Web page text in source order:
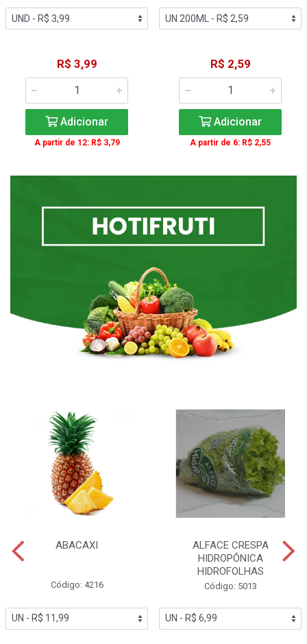
R$ 3,99
Adicionar
A partir de 12: R$ 3,79
R$ 2,59
Adicionar
A partir de 6: R$ 2,55
ABACAXI
Código: 4216
ALFACE CRESPA
HIDROPÔNICA
HIDROFOLHAS
Código: 5013